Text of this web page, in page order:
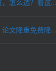
论文查重与免费降重，怎么选？看这里就对了！
论文查重免费查重，论文降重免费降重，机器降重，人工降重，降低AIGC写作率，ai写论文，都要选论文狗和paperdog以及文思慧达！